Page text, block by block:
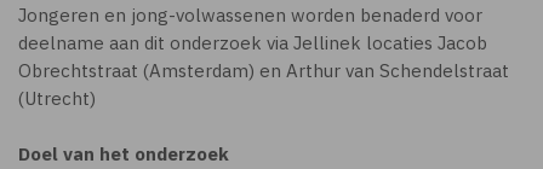
Jongeren en jong-volwassenen worden benaderd voor
deelname aan dit onderzoek via Jellinek locaties Jacob
Obrechtstraat (Amsterdam) en Arthur van Schendelstraat
(Utrecht)
Doel van het onderzoek